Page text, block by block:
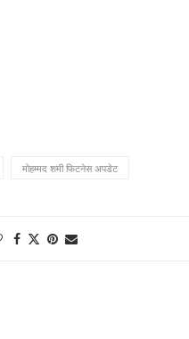
मोहम्मद शमी फिटनेस अपडेट